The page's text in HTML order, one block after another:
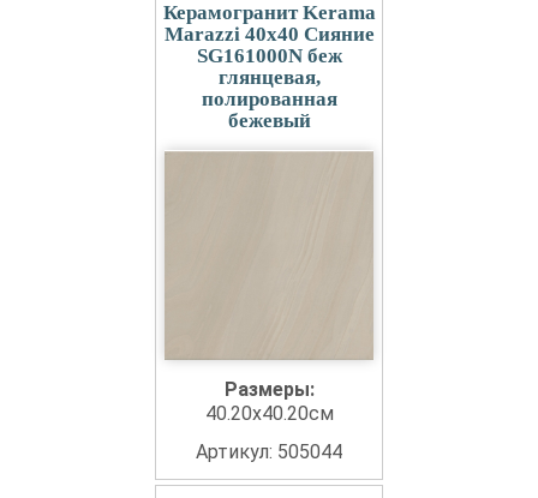
Керамогранит Kerama
Marazzi 40x40 Сияние
SG161000N беж
глянцевая,
полированная
бежевый
Размеры:
40.20x40.20см
Артикул: 505044